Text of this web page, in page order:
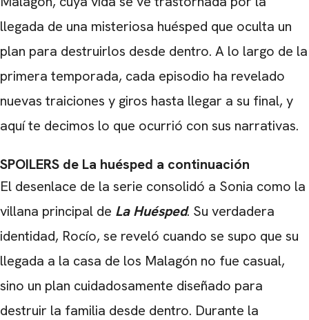
llegada de una misteriosa huésped que oculta un
plan para destruirlos desde dentro. A lo largo de la
primera temporada, cada episodio ha revelado
nuevas traiciones y giros hasta llegar a su final, y
aquí te decimos lo que ocurrió con sus narrativas.
SPOILERS de La huésped a continuación
El desenlace de la serie consolidó a Sonia como la
villana principal de La Huésped. Su verdadera
identidad, Rocío, se reveló cuando se supo que su
llegada a la casa de los Malagón no fue casual,
sino un plan cuidadosamente diseñado para
destruir la familia desde dentro. Durante la